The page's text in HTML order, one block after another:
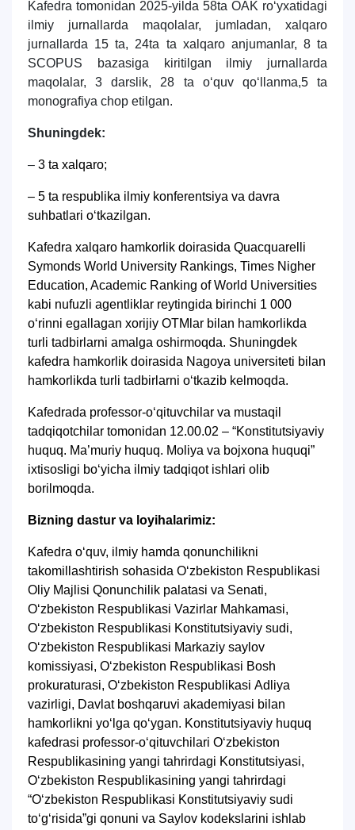
Kafedra tomonidan 2025-yilda 58ta OАK roʻyxatidagi
ilmiy jurnallarda maqolalar, jumladan, xalqaro
jurnallarda 15 ta, 24ta ta xalqaro anjumanlar, 8 ta
SCOPUS bazasiga kiritilgan ilmiy jurnallarda
maqolalar, 3 darslik, 28 ta o‘quv qo‘llanma,5 ta
monografiya chop etilgan.
Shuningdek:
– 3 ta xalqaro;
– 5 ta respublika ilmiy konferentsiya va davra
suhbatlari oʻtkazilgan.
Kafedra xalqaro hamkorlik doirasida Quacquarelli
Symonds World University Rankings, Times Nigher
Education, Academic Ranking of World Universities
kabi nufuzli agentliklar reytingida birinchi 1 000
oʻrinni egallagan xorijiy OTMlar bilan hamkorlikda
turli tadbirlarni amalga oshirmoqda. Shuningdek
kafedra hamkorlik doirasida Nagoya universiteti bilan
hamkorlikda turli tadbirlarni oʻtkazib kelmoqda.
Kafedrada professor-oʻqituvchilar va mustaqil
tadqiqotchilar tomonidan 12.00.02 – “Konstitutsiyaviy
huquq. Ma’muriy huquq. Moliya va bojxona huquqi”
ixtisosligi boʻyicha ilmiy tadqiqot ishlari olib
borilmoqda.
Bizning dastur va loyihalarimiz:
Kafedra oʻquv, ilmiy hamda qonunchilikni
takomillashtirish sohasida Oʻzbekiston Respublikasi
Oliy Majlisi Qonunchilik palatasi va Senati,
Oʻzbekiston Respublikasi Vazirlar Mahkamasi,
Oʻzbekiston Respublikasi Konstitutsiyaviy sudi,
Oʻzbekiston Respublikasi Markaziy saylov
komissiyasi, Oʻzbekiston Respublikasi Bosh
prokuraturasi, Oʻzbekiston Respublikasi Аdliya
vazirligi, Davlat boshqaruvi akademiyasi bilan
hamkorlikni yoʻlga qoʻygan. Konstitutsiyaviy huquq
kafedrasi professor-oʻqituvchilari Oʻzbekiston
Respublikasining yangi tahrirdagi Konstitutsiyasi,
Oʻzbekiston Respublikasining yangi tahrirdagi
“Oʻzbekiston Respublikasi Konstitutsiyaviy sudi
toʻgʻrisida”gi qonuni va Saylov kodekslarini ishlab